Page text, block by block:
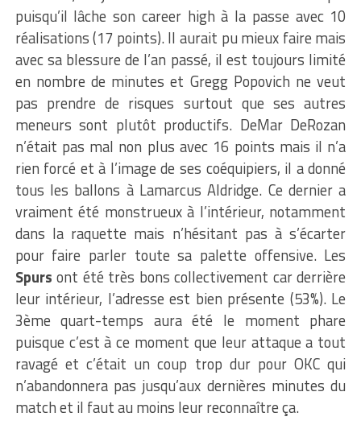
puisqu’il lâche son career high à la passe avec 10
réalisations (17 points). Il aurait pu mieux faire mais
avec sa blessure de l’an passé, il est toujours limité
en nombre de minutes et Gregg Popovich ne veut
pas prendre de risques surtout que ses autres
meneurs sont plutôt productifs. DeMar DeRozan
n’était pas mal non plus avec 16 points mais il n’a
rien forcé et à l’image de ses coéquipiers, il a donné
tous les ballons à Lamarcus Aldridge. Ce dernier a
vraiment été monstrueux à l’intérieur, notamment
dans la raquette mais n’hésitant pas à s’écarter
pour faire parler toute sa palette offensive. Les
Spurs ont été très bons collectivement car derrière
leur intérieur, l’adresse est bien présente (53%). Le
3ème quart-temps aura été le moment phare
puisque c’est à ce moment que leur attaque a tout
ravagé et c’était un coup trop dur pour OKC qui
n’abandonnera pas jusqu’aux dernières minutes du
match et il faut au moins leur reconnaître ça.